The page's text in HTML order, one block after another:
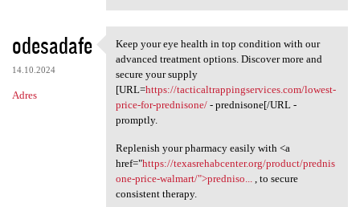
odesadafe
14.10.2024
Adres
Keep your eye health in top
Keep your eye health in top condition with our
advanced treatment options. Discover more and
secure your supply
[URL=https://tacticaltrappingservices.com/lowest-
price-for-prednisone/- prednisone[/URL -
promptly.
Replenish your pharmacy easily with <a
href="https://texasrehabcenter.org/product/prednis
one-price-walmart/">predniso...
, to secure
consistent therapy.